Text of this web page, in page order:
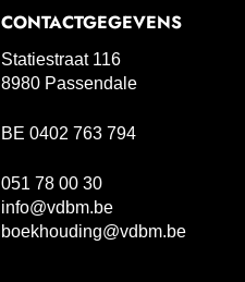
CONTACTGEGEVENS
Statiestraat 116
8980 Passendale
BE 0402 763 794
051 78 00 30
info@vdbm.be
boekhouding@vdbm.be